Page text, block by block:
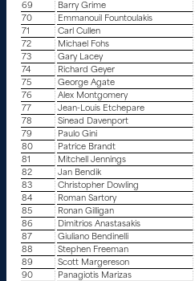
69
Barry Grime
70
Emmanouil Fountoulakis
71
Carl Cullen
72
Michael Fohs
73
Gary Lacey
74
Richard Geyer
75
George Agate
76
Alex Montgomery
77
Jean-Louis Etchepare
78
Sinead Davenport
79
Paulo Gini
80
Patrice Brandt
81
Mitchell Jennings
82
Jan Bendik
83
Christopher Dowling
84
Roman Sartory
85
Ronan Gilligan
86
Dimitrios Anastasakis
87
Giuliano Bendinelli
88
Stephen Freeman
89
Scott Margereson
90
Panagiotis Marizas